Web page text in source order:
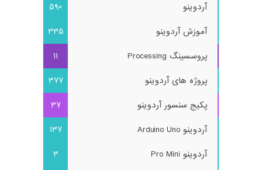
آردوینو
590
آموزش آردوینو
335
پروسسینگ Processing
11
پروژه های آردوینو
377
پکیج سنسور آردوینو
37
آردوینو Arduino Uno
137
آردوینو Pro Mini
3